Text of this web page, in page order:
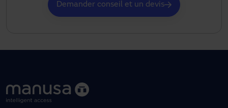
Demander conseil et un devis